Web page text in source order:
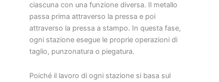
ciascuna con una funzione diversa. Il metallo
passa prima attraverso la pressa e poi
attraverso la pressa a stampo. In questa fase,
ogni stazione esegue le proprie operazioni di
taglio, punzonatura o piegatura.
Poiché il lavoro di ogni stazione si basa sul